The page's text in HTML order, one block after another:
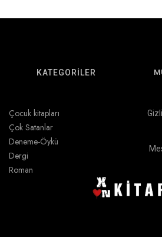
KATEGORİLER
Çocuk kitapları
Çok Satanlar
Deneme-Öykü
Dergi
Roman